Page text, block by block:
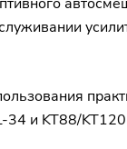
34 и KT88/